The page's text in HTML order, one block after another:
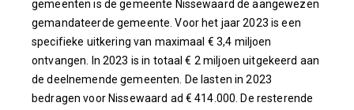
gemeenten is de gemeente Nissewaard de aangewezen
gemandateerde gemeente. Voor het jaar 2023 is een
specifieke uitkering van maximaal € 3,4 miljoen
ontvangen. In 2023 is in totaal € 2 miljoen uitgekeerd aan
de deelnemende gemeenten. De lasten in 2023
bedragen voor Nissewaard ad € 414.000. De resterende